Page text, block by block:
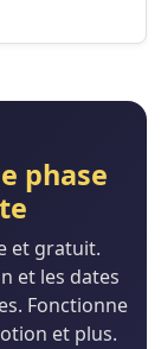
phase
et gratuit.
et les dates
Fonctionne
et plus.